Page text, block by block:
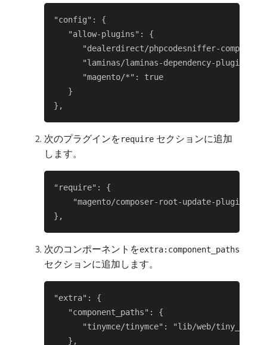
"config": {
   "allow-plugins": {
"dealerdirect/phpcodesniffer-composer-
"laminas/laminas-dependency-plugin":
      "magento/*": true
   }
次のプラグインをrequire セクションに追加
します。
"require": {
"magento/composer-root-update-plugin":
次のコンポーネントをextra:component_paths
セクションに追加します。
"extra": {
   "component_paths": {
"tinymce/tinymce": "lib/web/
   },